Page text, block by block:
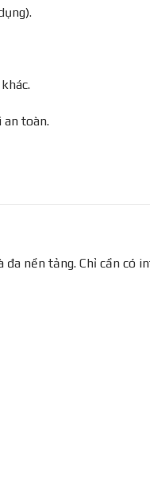
an toàn.
nền tảng. Chỉ cần có